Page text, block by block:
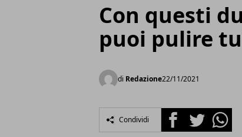
Con questi
puoi pulire
di Redazione22/11/2021
Condividi FacebookTwitter